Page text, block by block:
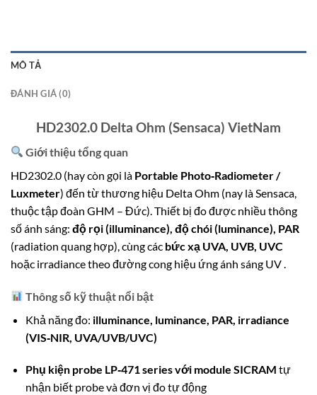
MÔ TẢ
ĐÁNH GIÁ (0)
HD2302.0 Delta Ohm (Sensaca) VietNam
Giới thiệu tổng quan
HD2302.0 (hay còn gọi là Portable Photo‑Radiometer /
Luxmeter) đến từ thương hiệu Delta Ohm (nay là Sensaca,
thuộc tập đoàn GHM – Đức). Thiết bị đo được nhiều thông
số ánh sáng: độ rọi (illuminance), độ chói (luminance), PAR
(radiation quang hợp), cùng các bức xạ UVA, UVB, UVC
hoặc irradiance theo đường cong hiệu ứng ánh sáng UV
Thông số kỹ thuật nổi bật
Khả năng đo: illuminance, luminance, PAR, irradiance
(VIS‑NIR, UVA/UVB/UVC)
Phụ kiện probe LP‑471 series với module SICRAM tự
nhận biết probe và đơn vị đo tự động